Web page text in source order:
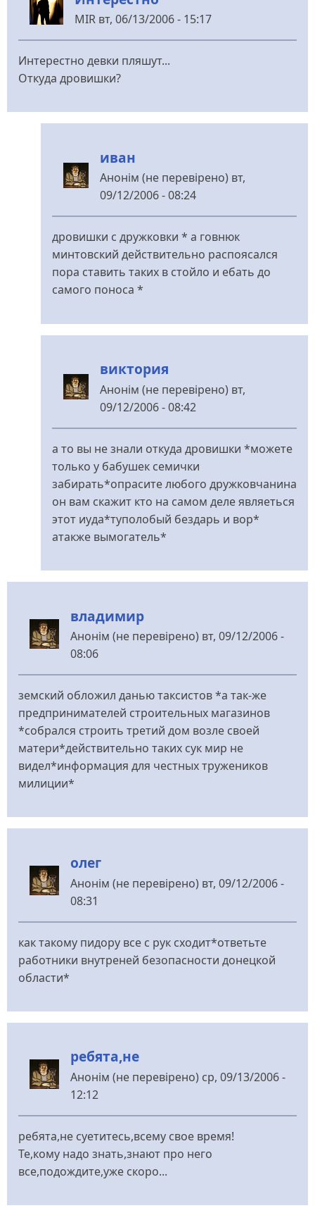
MIR вт, 06/13/2006 - 15:17
Интерестно девки пляшут...
Откуда дровишки?
иван
Анонім (не перевірено) вт,
09/12/2006 - 08:24
У
відповідь
до
Интерестно
від
дровишки с дружковки * а говнюк
минтовский действительно распоясался
пора ставить таких в стойло и ебать до
самого поноса *
виктория
Анонім (не перевірено) вт,
09/12/2006 - 08:42
У
до
Интерестно
MIR
а то вы не знали откуда дровишки *можете
только у бабушек семички
забирать*опрасите любого дружковчанина
он вам скажит кто на самом деле являеться
этот иуда*туполобый бездарь и вор*
атакже вымогатель*
владимир
Анонім (не перевірено) вт, 09/12/2006 -
08:06
земский обложил данью таксистов *а так-же
предпринимателей строительных магазинов
*собрался строить третий дом возле своей
матери*действительно таких сук мир не
видел*информация для честных тружеников
милиции*
олег
Анонім (не перевірено) вт, 09/12/2006 -
08:31
как такому пидору все с рук сходит*ответьте
работники внутреней безопасности донецкой
области*
ребята,не
Анонім (не перевірено) ср, 09/13/2006 -
12:12
ребята,не суетитесь,всему свое время!
Те,кому надо знать,знают про него
все,подождите,уже скоро...